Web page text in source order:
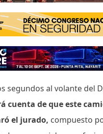
segundos al volante del
cuenta de que este
el jurado, compuesto